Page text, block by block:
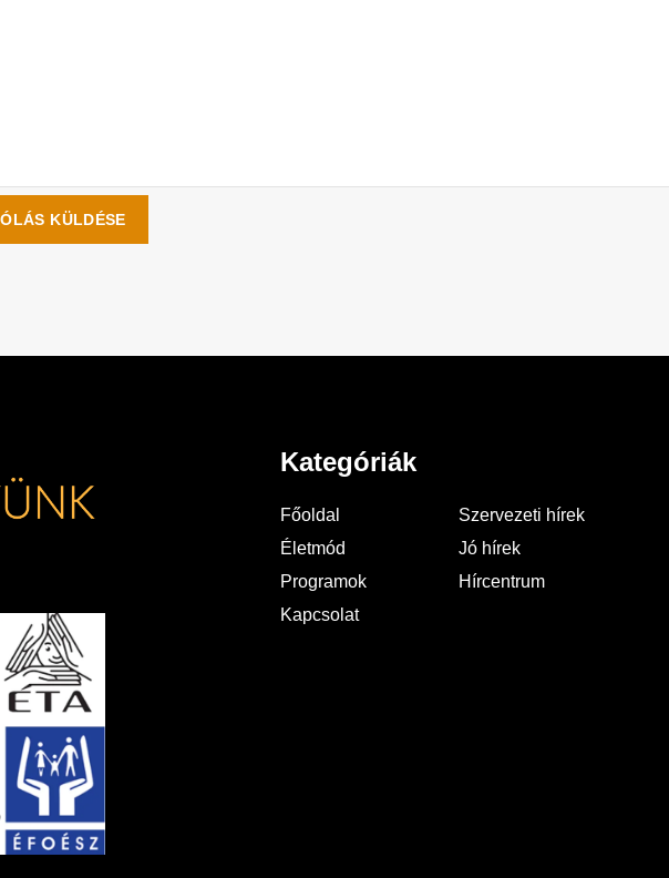
Kategóriák
Főoldal
Szervezeti hírek
Életmód
Jó hírek
Programok
Hírcentrum
Kapcsolat